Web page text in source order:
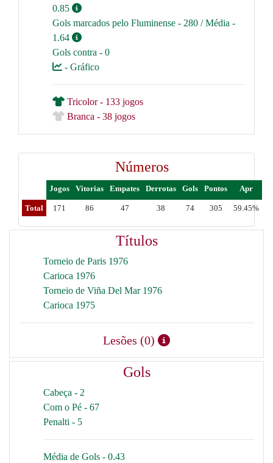
0.85
Gols marcados pelo Fluminense - 280 / Média -
1.64
Gols contra - 0
- Gráfico
Tricolor - 133 jogos
Branca - 38 jogos
Números
Jogos Vitorias Empates Derrotas Gols Pontos Apr
Total 171 86 47 38 74 305 59.45%
Títulos
Torneio de Paris 1976
Carioca 1976
Torneio de Viña Del Mar 1976
Carioca 1975
Lesões (0)
Gols
Cabeça - 2
Com o Pé - 67
Penalti - 5
Média de Gols - 0.43